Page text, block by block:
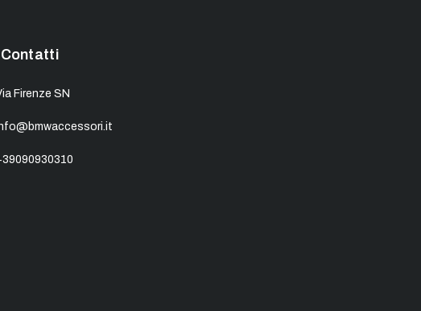
Contatti
Firenze SN